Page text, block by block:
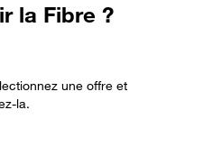
la Fibre ?
une offre et
la.